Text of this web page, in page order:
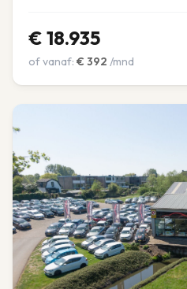
€ 18.935
of vanaf: € 392 /mnd